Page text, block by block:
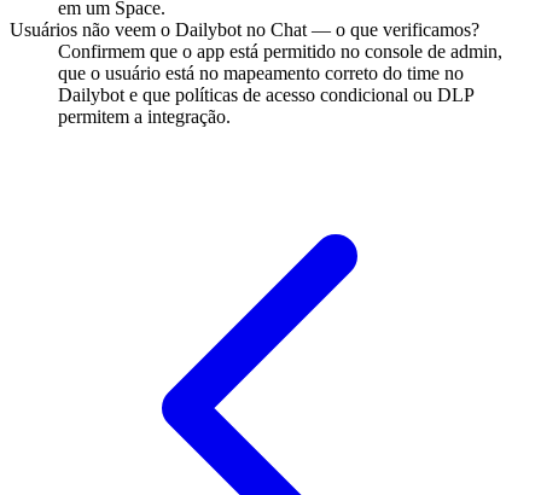
em um Space.
Usuários não veem o Dailybot no Chat — o que verificamos?
Confirmem que o app está permitido no console de admin,
que o usuário está no mapeamento correto do time no
Dailybot e que políticas de acesso condicional ou DLP
permitem a integração.